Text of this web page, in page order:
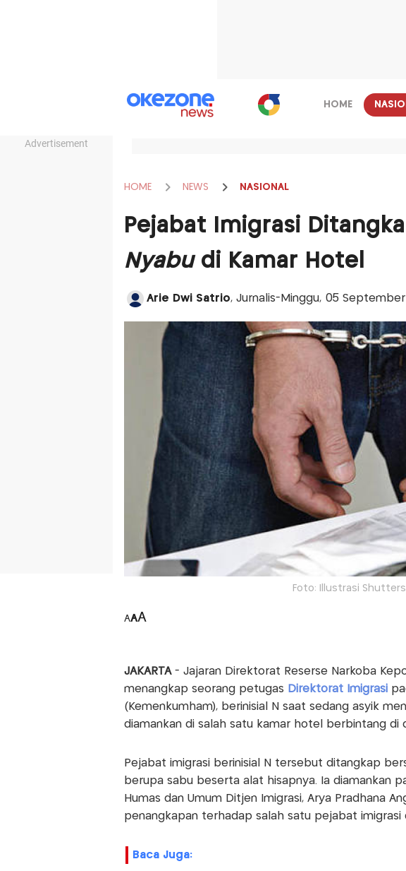
Advertisement
HOME
HOME NEWS NASIONAL
Pejabat Imigrasi
Nyabudi Kamar Hotel
Arie Dwi Satrio, Jurnalis-Minggu, 05 September
Foto: Illustrasi
AAA
JAKARTA- Jajaran Direktorat Reserse Narkoba
menangkap seorang petugas Direktorat Imigrasi
(Kemenkumham), berinisial N saat sedang asyik
diamankan di salah satu kamar hotel berbintang di
Pejabat imigrasi berinisial N tersebut ditangkap
berupa sabu beserta alat hisapnya. Ia diamankan
Humas dan Umum Ditjen Imigrasi, Arya Pradhana
penangkapan terhadap salah satu pejabat imigrasi
Baca Juga: